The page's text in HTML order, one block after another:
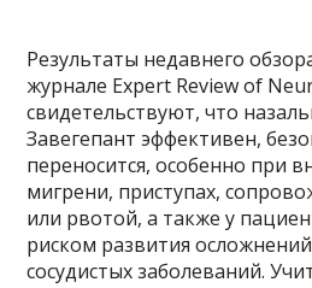
Результаты недавнего
журнале Expert Review of
свидетельствуют, что
Завегепант эффективен,
переносится, особенно при
мигрени, приступах,
или рвотой, а также у
риском развития
сосудистых заболеваний.